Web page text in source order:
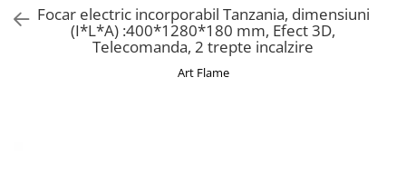
Aer conditionat
Friteuze cu aer cald
Pompe de apa
Focar electric incorporabil Tanzania, dimensiuni
(I*L*A) :400*1280*180 mm, Efect 3D,
Telecomanda, 2 trepte incalzire
Art Flame